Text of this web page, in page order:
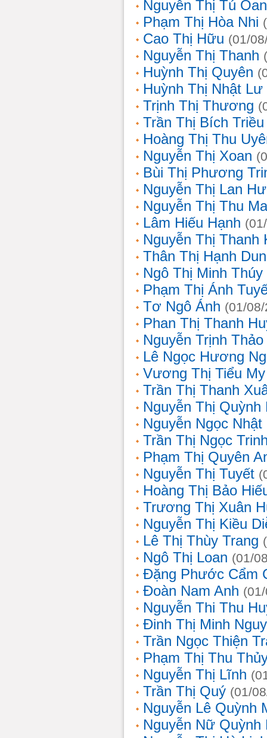
Nguyễn Thị Tú
Phạm Thị Hòa Nhi
Cao Thị Hữu (01/
Nguyễn Thị Thanh
Huỳnh Thị Quyên
Huỳnh Thị Nhật Lư
Trịnh Thị Thương
Trần Thị Bích Triều
Hoàng Thị Thu
Nguyễn Thị Xoan
Bùi Thị Phương
Nguyễn Thị Lan
Nguyễn Thị Thu
Lâm Hiếu Hạnh
Nguyễn Thị Thanh
Thân Thị Hạnh
Ngô Thị Minh Thúy
Phạm Thị Ánh
Tơ Ngô Ánh (01/
Phan Thị Thanh
Nguyễn Trịnh
Lê Ngọc Hương
Vương Thị Tiểu My
Trần Thị Thanh
Nguyễn Thị Quỳnh
Nguyễn Ngọc Nhật
Trần Thị Ngọc
Phạm Thị Quyên
Nguyễn Thị Tuyết
Hoàng Thị Bảo
Trương Thị Xuân
Nguyễn Thị Kiều
Lê Thị Thùy Trang
Ngô Thị Loan (01/
Đặng Phước Cẩm
Đoàn Nam Anh
Nguyễn Thi Thu
Đinh Thị Minh
Trần Ngọc Thiện
Phạm Thị Thu
Nguyễn Thị Lĩnh
Trần Thị Quý (01/
Nguyễn Lê Quỳnh
Nguyễn Nữ